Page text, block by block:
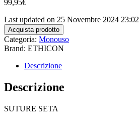
99,95€
Last updated on 25 Novembre 2024 23:02
Acquista prodotto
Categoria: Monouso
Brand: ETHICON
Descrizione
Descrizione
SUTURE SETA